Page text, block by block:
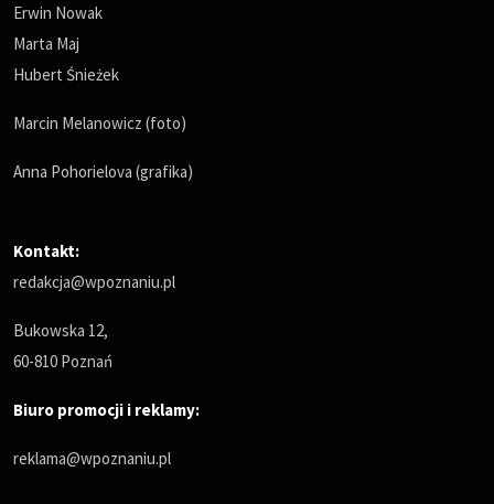
Erwin Nowak
Marta Maj
Hubert Śnieżek
Marcin Melanowicz (foto)
Anna Pohorielova (grafika)
Kontakt:
redakcja@wpoznaniu.pl
Bukowska 12,
60-810 Poznań
Biuro promocji i reklamy:
reklama@wpoznaniu.pl